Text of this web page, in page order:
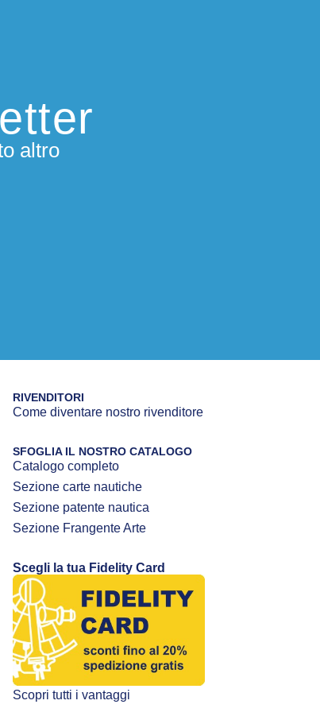
altro
RIVENDITORI
Come diventare nostro rivenditore
SFOGLIA IL NOSTRO CATALOGO
Catalogo completo
Sezione carte nautiche
Sezione patente nautica
Sezione Frangente Arte
Scegli la tua Fidelity Card
Scopri tutti i vantaggi